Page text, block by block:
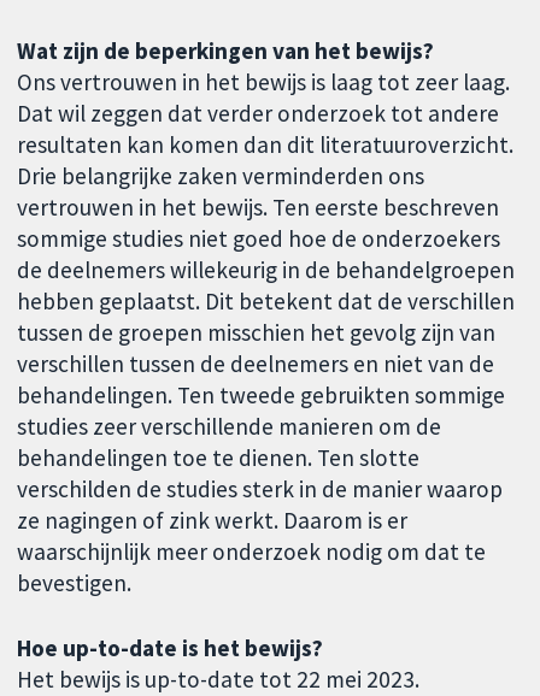
Wat zijn de beperkingen van het bewijs?
Ons vertrouwen in het bewijs is laag tot zeer laag.
Dat wil zeggen dat verder onderzoek tot andere
resultaten kan komen dan dit literatuuroverzicht.
Drie belangrijke zaken verminderden ons
vertrouwen in het bewijs. Ten eerste beschreven
sommige studies niet goed hoe de onderzoekers
de deelnemers willekeurig in de behandelgroepen
hebben geplaatst. Dit betekent dat de verschillen
tussen de groepen misschien het gevolg zijn van
verschillen tussen de deelnemers en niet van de
behandelingen. Ten tweede gebruikten sommige
studies zeer verschillende manieren om de
behandelingen toe te dienen. Ten slotte
verschilden de studies sterk in de manier waarop
ze nagingen of zink werkt. Daarom is er
waarschijnlijk meer onderzoek nodig om dat te
bevestigen.
Hoe up-to-date is het bewijs?
Het bewijs is up-to-date tot 22 mei 2023.